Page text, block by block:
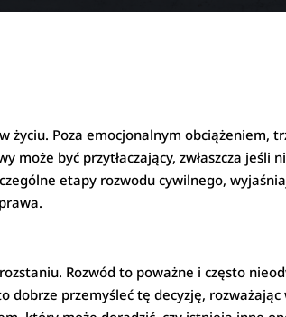
Poza emocjonalnym obciążeniem,
być przytłaczający, zwłaszcza jeśli
etapy rozwodu cywilnego,
Rozwód to poważne i często
przemyśleć tę decyzję,